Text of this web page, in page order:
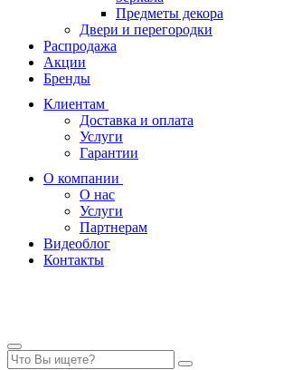
Предметы декора
Двери и перегородки
Распродажа
Акции
Бренды
Клиентам
Доставка и оплата
Услуги
Гарантии
О компании
О нас
Услуги
Партнерам
Видеоблог
Контакты